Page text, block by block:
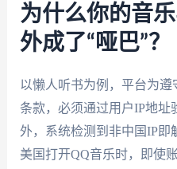
为什么你的音
外成了“哑巴”？
以懒人听书为例，平台为
条款，必须通过用户IP地址
外，系统检测到非中国IP即
美国打开QQ音乐时，即使